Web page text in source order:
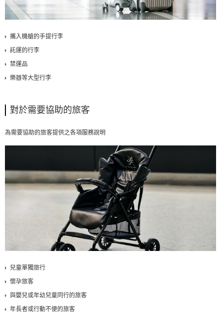
攜入機艙的手提行李
託運的行李
禁運品
樂器等大型行李
對於需要協助的旅客
為需要協助的旅客提供之各項服務說明
兒童單獨旅行
懷孕旅客
與嬰兒或年幼兒童同行的旅客
年長者或行動不便的旅客